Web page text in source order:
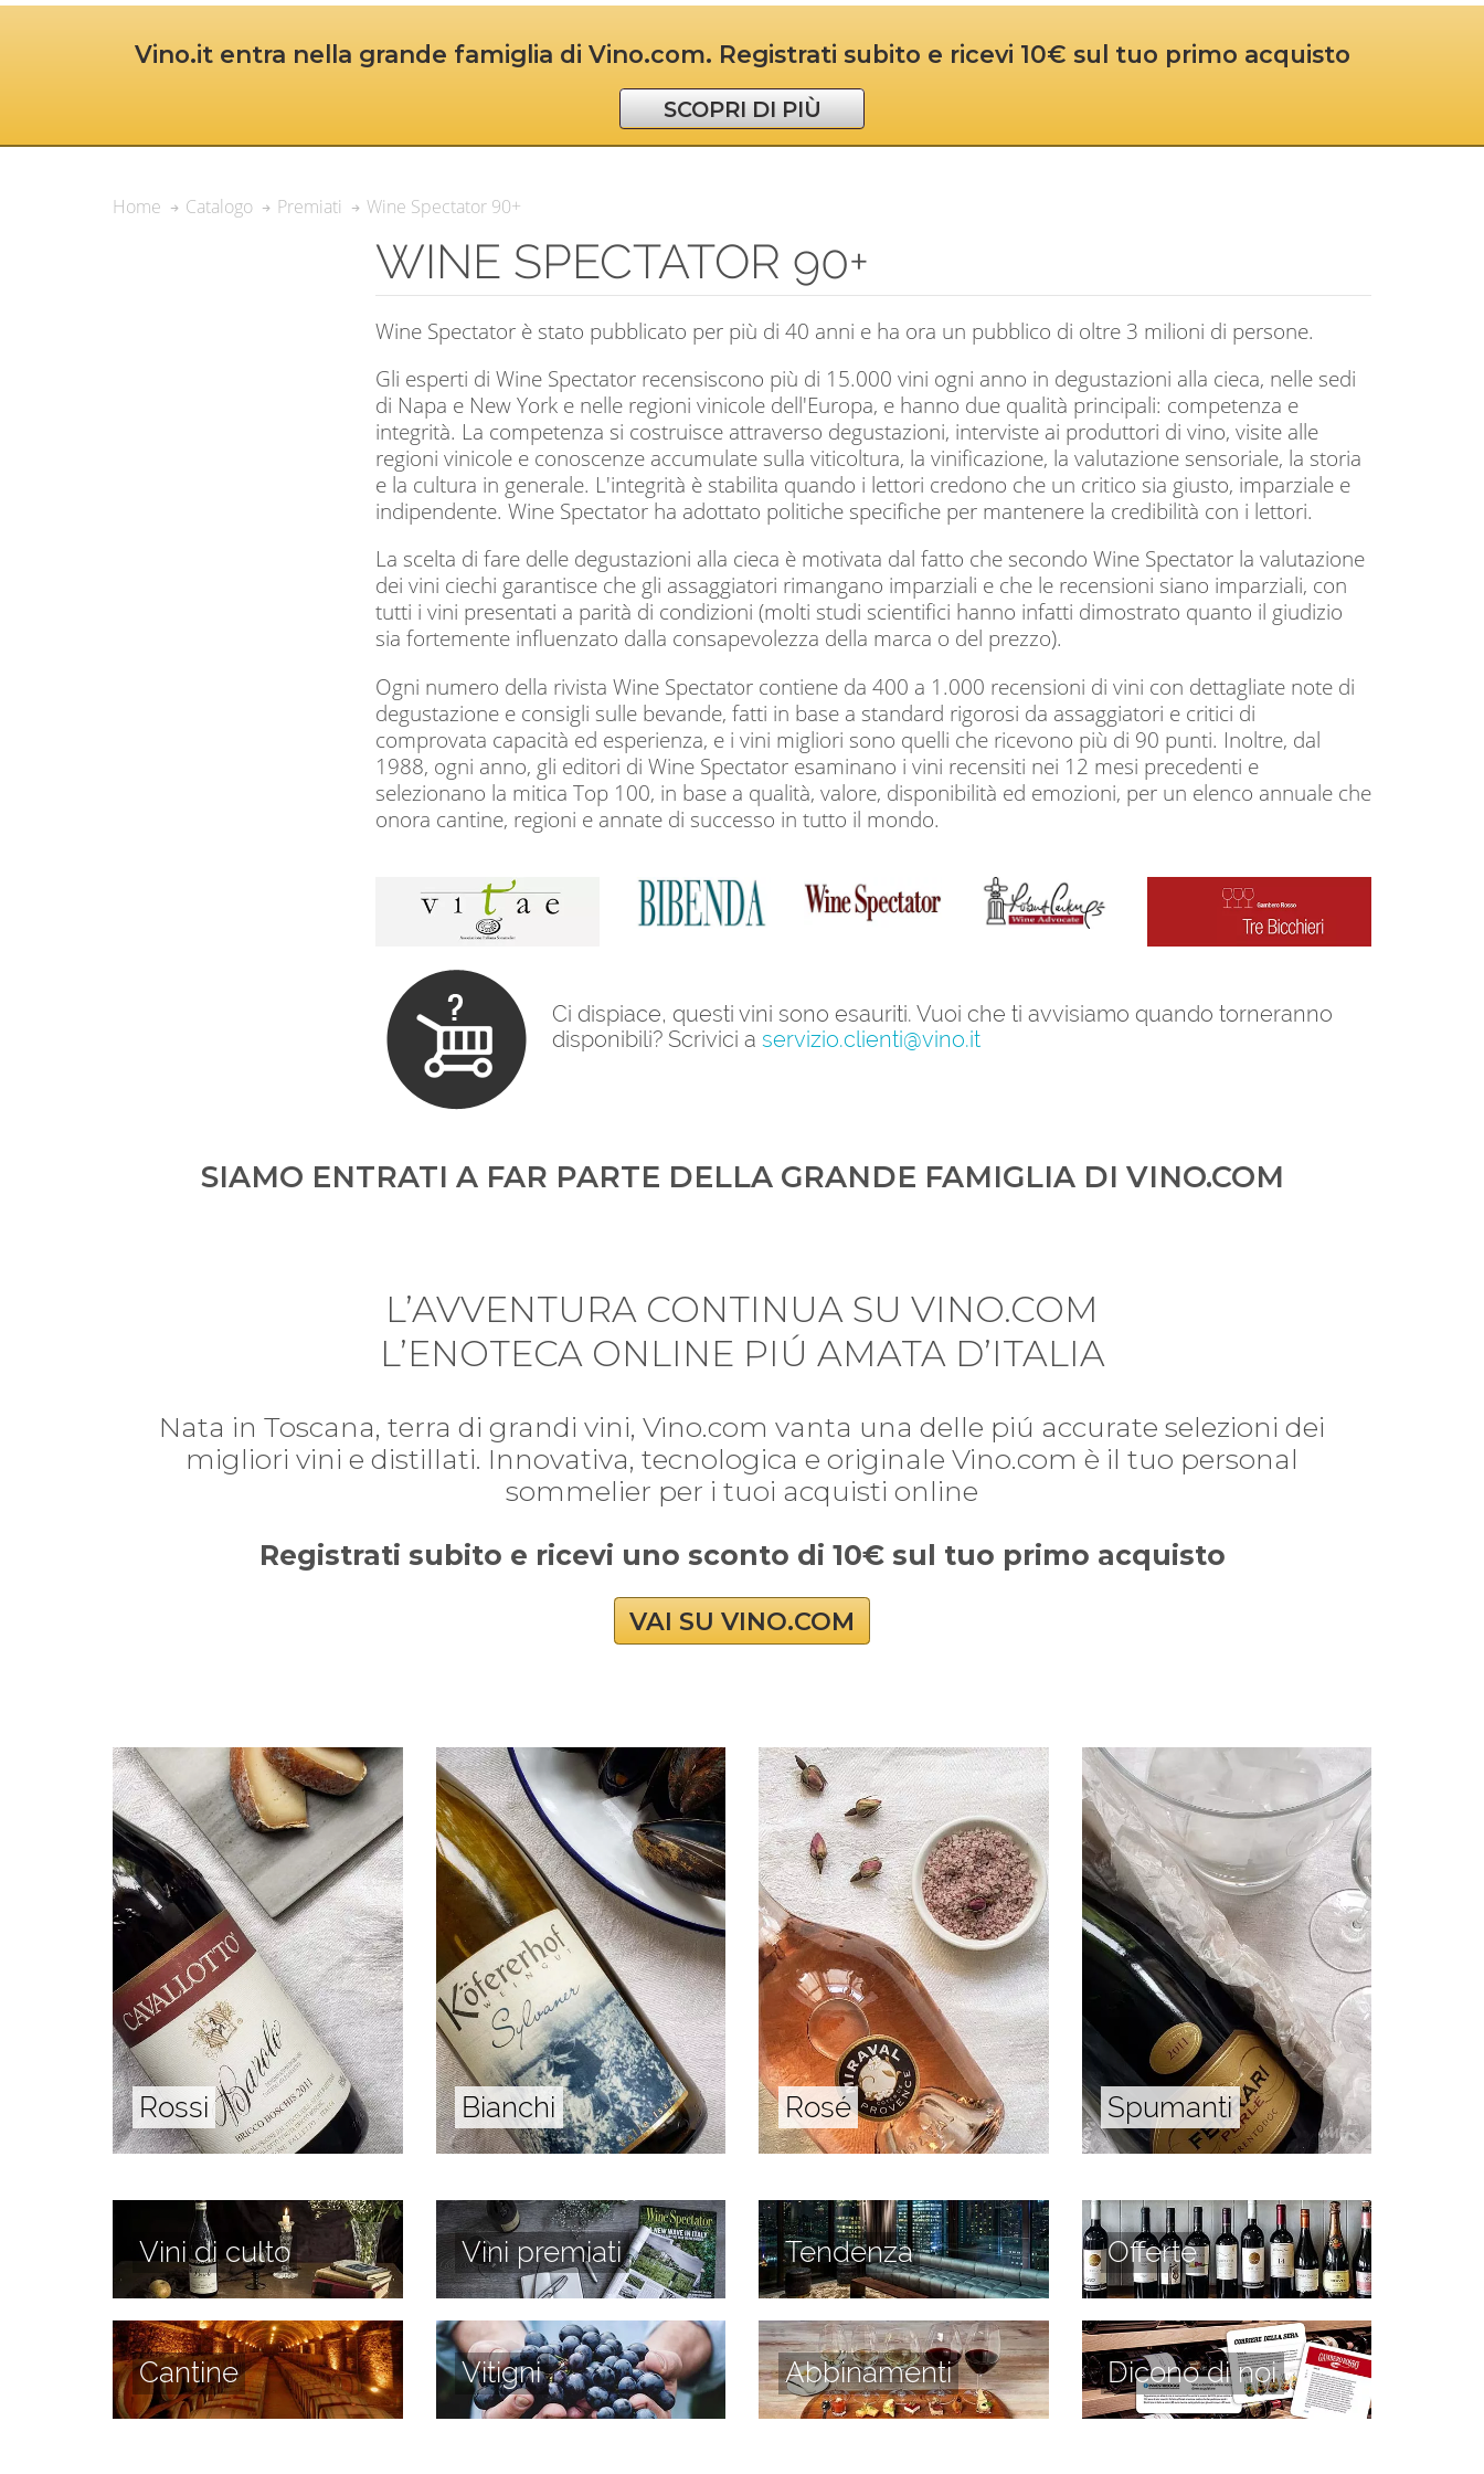
Vino.it entra nella grande famiglia di Vino.com. Registrati subito e ricevi 10€ sul tuo primo acquisto
SCOPRI DI PIÙ
Home Catalogo Premiati Wine Spectator 90+
WINE SPECTATOR 90+
Wine Spectator è stato pubblicato per più di 40 anni e ha ora un pubblico di oltre 3 milioni di persone.
Gli esperti di Wine Spectator recensiscono più di 15.000 vini ogni anno in degustazioni alla cieca, nelle sedi
di Napa e New York e nelle regioni vinicole dell'Europa, e hanno due qualità principali: competenza e
integrità. La competenza si costruisce attraverso degustazioni, interviste ai produttori di vino, visite alle
regioni vinicole e conoscenze accumulate sulla viticoltura, la vinificazione, la valutazione sensoriale, la storia
e la cultura in generale. L'integrità è stabilita quando i lettori credono che un critico sia giusto, imparziale e
indipendente. Wine Spectator ha adottato politiche specifiche per mantenere la credibilità con i lettori.
La scelta di fare delle degustazioni alla cieca è motivata dal fatto che secondo Wine Spectator la valutazione
dei vini ciechi garantisce che gli assaggiatori rimangano imparziali e che le recensioni siano imparziali, con
tutti i vini presentati a parità di condizioni (molti studi scientifici hanno infatti dimostrato quanto il giudizio
sia fortemente influenzato dalla consapevolezza della marca o del prezzo).
Ogni numero della rivista Wine Spectator contiene da 400 a 1.000 recensioni di vini con dettagliate note di
degustazione e consigli sulle bevande, fatti in base a standard rigorosi da assaggiatori e critici di
comprovata capacità ed esperienza, e i vini migliori sono quelli che ricevono più di 90 punti. Inoltre, dal
1988, ogni anno, gli editori di Wine Spectator esaminano i vini recensiti nei 12 mesi precedenti e
selezionano la mitica Top 100, in base a qualità, valore, disponibilità ed emozioni, per un elenco annuale che
onora cantine, regioni e annate di successo in tutto il mondo.
Ci dispiace, questi vini sono esauriti. Vuoi che ti avvisiamo quando torneranno
disponibili? Scrivici a servizio.clienti@vino.it
SIAMO ENTRATI A FAR PARTE DELLA GRANDE FAMIGLIA DI VINO.COM
L’AVVENTURA CONTINUA SU VINO.COM
L’ENOTECA ONLINE PIÚ AMATA D’ITALIA
Nata in Toscana, terra di grandi vini, Vino.com vanta una delle piú accurate selezioni dei
migliori vini e distillati. Innovativa, tecnologica e originale Vino.com è il tuo personal
sommelier per i tuoi acquisti online
Registrati subito e ricevi uno sconto di 10€ sul tuo primo acquisto
VAI SU VINO.COM
Rossi Bianchi Rosé Spumanti
Vini di culto Vini premiati Tendenza Offerte
Cantine Vitigni Abbinamenti Dicono di noi